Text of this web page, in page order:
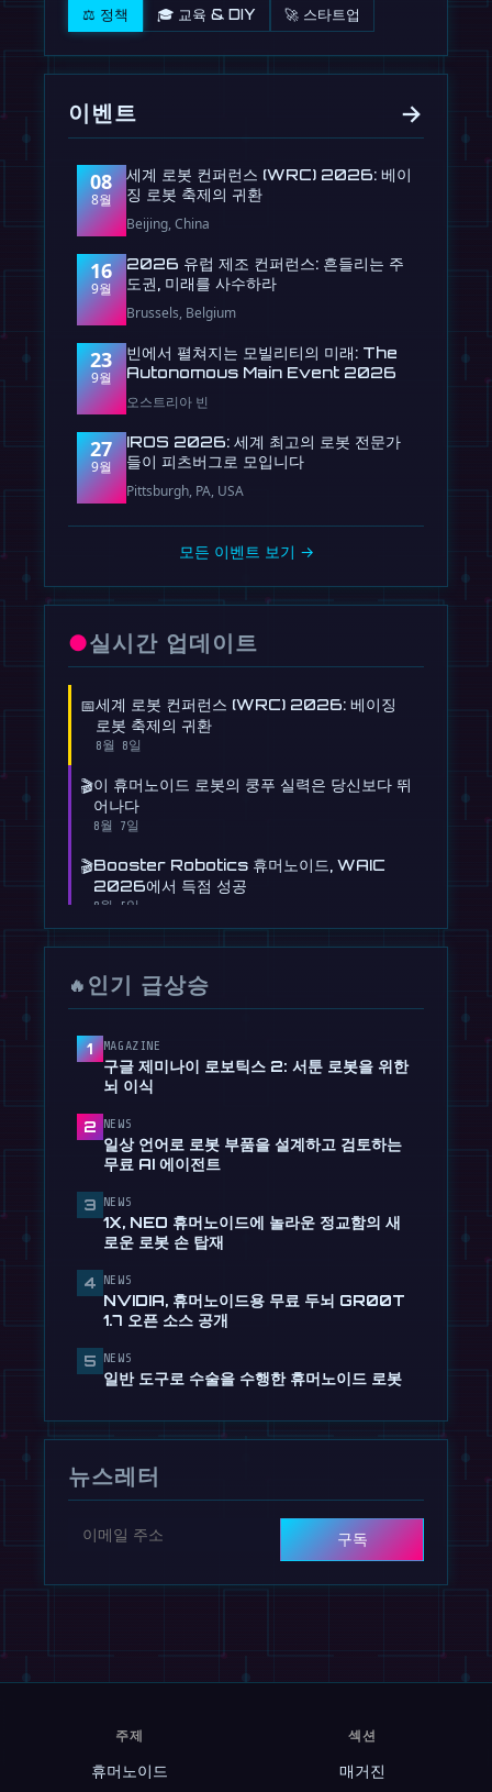
⚖️ 정책 🎓 교육 & DIY 🚀 스타트업
이벤트 →
08
8월
세계 로봇 컨퍼런스 (WRC) 2026: 베이
징 로봇 축제의 귀환
Beijing, China
16
9월
2026 유럽 제조 컨퍼런스: 흔들리는 주
도권, 미래를 사수하라
Brussels, Belgium
23
9월
빈에서 펼쳐지는 모빌리티의 미래: The
Autonomous Main Event 2026
오스트리아 빈
27
9월
IROS 2026: 세계 최고의 로봇 전문가
들이 피츠버그로 모입니다
Pittsburgh, PA, USA
모든 이벤트 보기 →
●실시간 업데이트
📅세계 로봇 컨퍼런스 (WRC) 2026: 베이징
로봇 축제의 귀환
8월 8일
🎬이 휴머노이드 로봇의 쿵푸 실력은 당신보다 뛰
어나다
8월 7일
🎬Booster Robotics 휴머노이드, WAIC
2026에서 득점 성공
8월 5일
📰Figure 휴머노이드 로봇, 이제 운전까지 학습
7월 30일
료 AI 에이전트
7월 28일
이드 청소 서비스 출시
7월 28일
📰
운 로봇 손 탑재
7월 24일
🎬EngineAI T800: 터미네이터 영감 휴머노이
드 배송 시작
7월 24일
📰NVIDIA, 휴머노이드용 무료 두뇌 GR00T
1.7 오픈 소스 공개
7월 13일
🔥 인기 급상승
1 MAGAZINE
구글 제미나이 로보틱스 2: 서툰 로봇을 위한
뇌 이식
2 NEWS
일상 언어로 로봇 부품을 설계하고 검토하는
무료 AI 에이전트
3 NEWS
1X, NEO 휴머노이드에 놀라운 정교함의 새
로운 로봇 손 탑재
4 NEWS
NVIDIA, 휴머노이드용 무료 두뇌 GR00T
1.7 오픈 소스 공개
5 NEWS
일반 도구로 수술을 수행한 휴머노이드 로봇
뉴스레터
구독
주제
휴머노이드
섹션
매거진